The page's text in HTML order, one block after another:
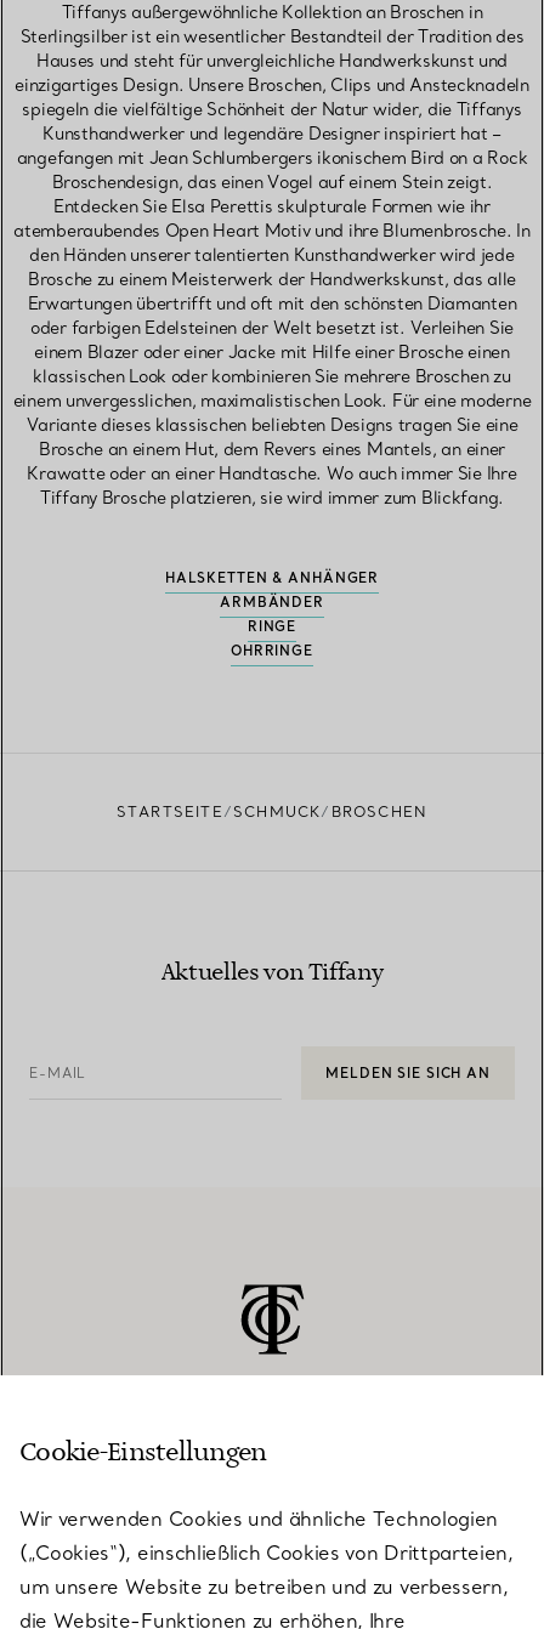
Tiffanys außergewöhnliche Kollektion an Broschen in
Sterlingsilber ist ein wesentlicher Bestandteil der Tradition des
Hauses und steht für unvergleichliche Handwerkskunst und
einzigartiges Design. Unsere Broschen, Clips und Anstecknadeln
spiegeln die vielfältige Schönheit der Natur wider, die Tiffanys
Kunsthandwerker und legendäre Designer inspiriert hat –
angefangen mit Jean Schlumbergers ikonischem Bird on a Rock
Broschendesign, das einen Vogel auf einem Stein zeigt.
Entdecken Sie Elsa Perettis skulpturale Formen wie ihr
atemberaubendes Open Heart Motiv und ihre Blumenbrosche. In
den Händen unserer talentierten Kunsthandwerker wird jede
Brosche zu einem Meisterwerk der Handwerkskunst, das alle
Erwartungen übertrifft und oft mit den schönsten Diamanten
oder farbigen Edelsteinen der Welt besetzt ist. Verleihen Sie
einem Blazer oder einer Jacke mit Hilfe einer Brosche einen
klassischen Look oder kombinieren Sie mehrere Broschen zu
einem unvergesslichen, maximalistischen Look. Für eine moderne
Variante dieses klassischen beliebten Designs tragen Sie eine
Brosche an einem Hut, dem Revers eines Mantels, an einer
Krawatte oder an einer Handtasche. Wo auch immer Sie Ihre
Tiffany Brosche platzieren, sie wird immer zum Blickfang.
HALSKETTEN & ANHÄNGER
ARMBÄNDER
RINGE
OHRRINGE
STARTSEITE SCHMUCK BROSCHEN
Aktuelles von Tiffany
E-MAIL MELDEN SIE SICH AN
KUNDENSERVICE
SERVICES
Cookie-Einstellungen
Wir verwenden Cookies und ähnliche Technologien
(„Cookies“), einschließlich Cookies von Drittparteien,
um unsere Website zu betreiben und zu verbessern,
die Website-Funktionen zu erhöhen, Ihre